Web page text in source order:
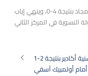
فريقنا النسوي يحقق فوزًا كبيرًا على جمعية أمجاد بنتيجة 4-0، وينهي إياب
النسوية في المركز الثاني